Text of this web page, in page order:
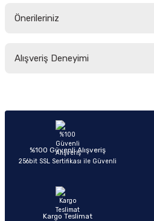
Önerileriniz
yetersiz gördüğünüz noktaları öneri
Ürün açıklamasında eksik bilgiler
Ürün bilgilerinde hatalar bulunuyor.
Ürün fiyatı diğer sitelerden daha pahalı.
Alışveriş Deneyimi
Sitemize ilk yorumu
%100 Güvenli Alışveriş
256bit SSL Sertifikası ile Güvenli
Kargo Teslimat